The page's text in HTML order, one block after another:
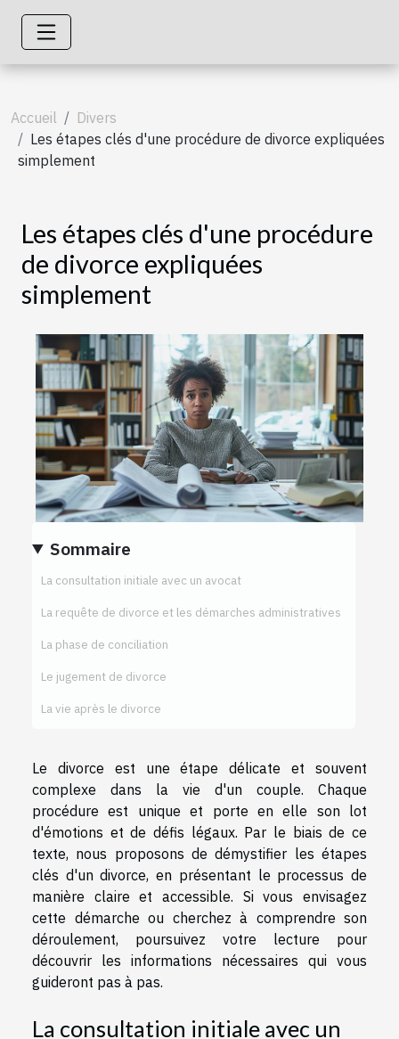
Accueil
Divers
Les étapes clés d'une procédure de divorce expliquées
simplement
Les étapes clés d'une procédure
de divorce expliquées
simplement
Sommaire
La consultation initiale avec un avocat
La requête de divorce et les démarches administratives
La phase de conciliation
Le jugement de divorce
La vie après le divorce
Le divorce est une étape délicate et souvent
complexe dans la vie d'un couple. Chaque
procédure est unique et porte en elle son lot
d'émotions et de défis légaux. Par le biais de ce
texte, nous proposons de démystifier les étapes
clés d'un divorce, en présentant le processus de
manière claire et accessible. Si vous envisagez
cette démarche ou cherchez à comprendre son
déroulement, poursuivez votre lecture pour
découvrir les informations nécessaires qui vous
guideront pas à pas.
La consultation initiale avec un